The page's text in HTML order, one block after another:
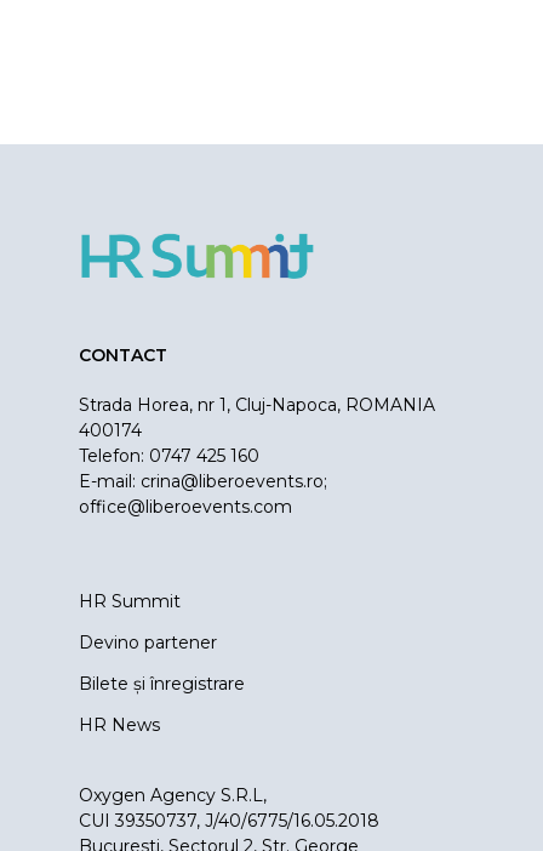
CONTACT
Strada Horea, nr 1, Cluj-Napoca, ROMANIA
400174
Telefon: 0747 425 160
E-mail: crina@liberoevents.ro;
office@liberoevents.com
HR Summit
Devino partener
Bilete și înregistrare
HR News
Oxygen Agency S.R.L,
CUI 39350737, J/40/6775/16.05.2018